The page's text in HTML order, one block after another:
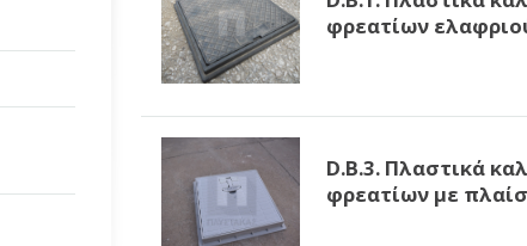
φρεατίων
D.B.3. Πλαστικά
φρεατίων με